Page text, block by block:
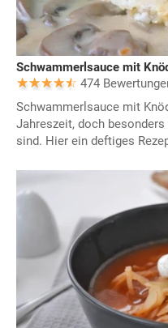
Schwammerlsauce mit
474
Schwammerlsauce mit
Jahreszeit, doch
sind. Hier ein deftiges